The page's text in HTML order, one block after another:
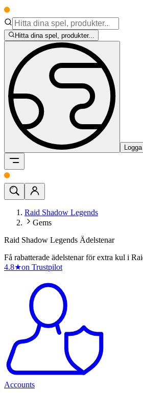
Hitta dina spel, produkter...
Raid Shadow Legends
Gems
Raid Shadow Legends Ädelstenar
Få rabatterade ädelstenar för extra kul i
4.8★on Trustpilot
Accounts